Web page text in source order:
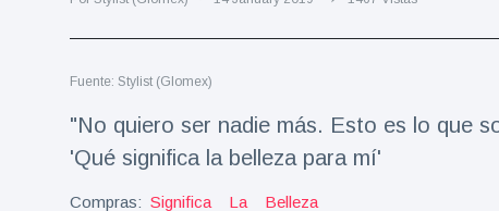
Últimas noticias
SKAI News
Fuente: Stylist (Glomex)
"No quiero ser nadie más. Esto es lo que
'Qué significa la belleza para mí'
Compras: Significa La Belleza